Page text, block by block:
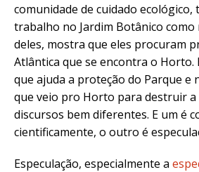
comunidade de cuidado ecológico,
trabalho no Jardim Botânico como
deles, mostra que eles procuram
Atlântica que se encontra o Horto.
que ajuda a proteção do Parque e
que veio pro Horto para destruir a
discursos bem diferentes. E um é
cientificamente, o outro é
Especulação, especialmente a